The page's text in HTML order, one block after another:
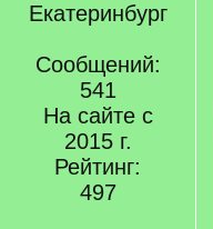
Екатеринбург
Сообщений:
541
На сайте с
2015 г.
Рейтинг:
497